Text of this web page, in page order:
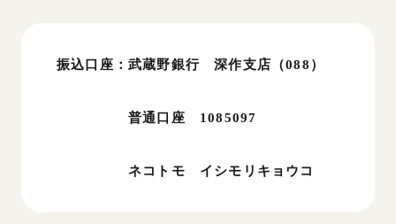
振込口座：武蔵野銀行 深作支店（088）
普通口座 1085097
ネコトモ イシモリキョウコ